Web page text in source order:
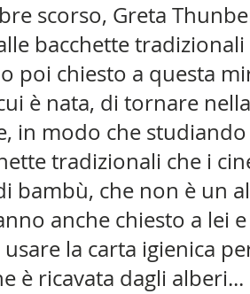
scorso, Greta
bacchette
poi chiesto a questa
è nata, di tornare
in modo che
tradizionali che i
bambù, che non è un
anche chiesto a lei
la carta igienica
è ricavata dagli alberi...